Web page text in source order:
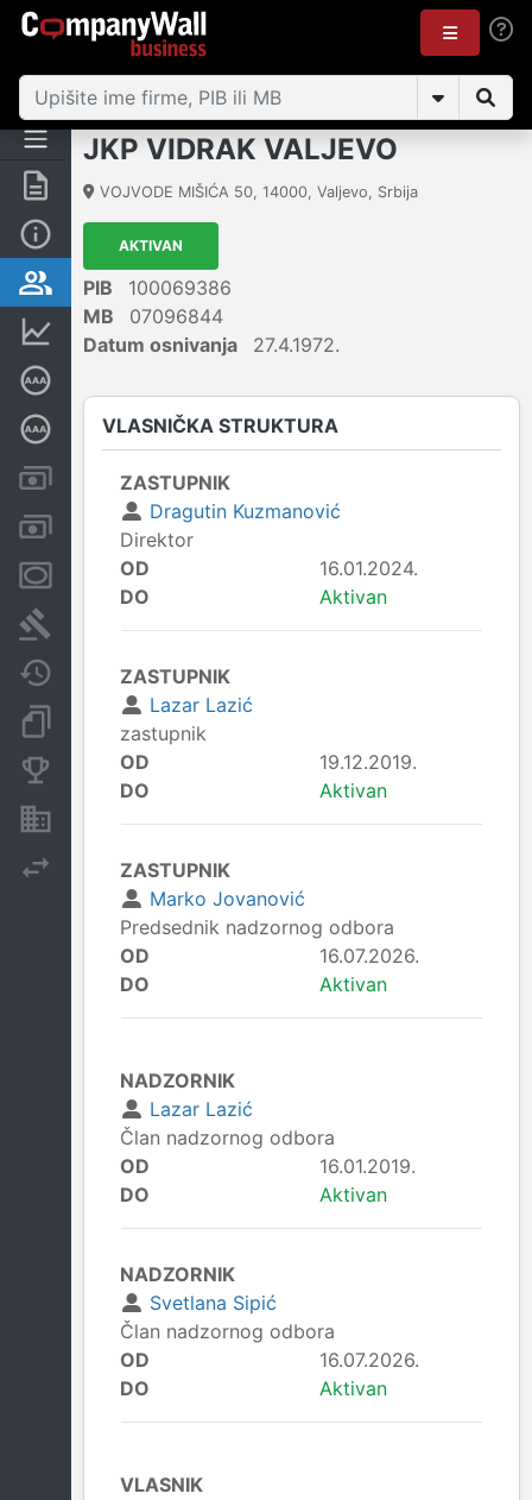
Rezime
Vlasnička struktura
Dubinska bonitetna ocena
Kreditni limit kompanije
Računi i blokade
Menice i zaloge
Javne nabavke
Dokumenti i objave
Konkurentske kompanije
JKP VIDRAK VALJEVO
VOJVODE MIŠIĆA 50, 14000, Valjevo, Srbija
AKTIVAN
PIB
100069386
MB
07096844
Datum osnivanja
27.4.1972.
VLASNIČKA STRUKTURA
ZASTUPNIK
Dragutin Kuzmanović
Direktor
OD
16.01.2024.
DO
Aktivan
ZASTUPNIK
Lazar Lazić
zastupnik
OD
19.12.2019.
DO
Aktivan
ZASTUPNIK
Marko Jovanović
Predsednik nadzornog odbora
OD
16.07.2026.
DO
Aktivan
NADZORNIK
Lazar Lazić
Član nadzornog odbora
OD
16.01.2019.
DO
Aktivan
NADZORNIK
Svetlana Sipić
Član nadzornog odbora
OD
16.07.2026.
DO
Aktivan
VLASNIK